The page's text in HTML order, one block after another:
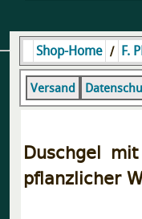
Shop-Home / F.
Versand
Duschgel
pflanzlicher